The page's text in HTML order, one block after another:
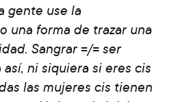
gente use la
una forma de trazar una
Sangrar =/= ser
ni siquiera si eres cis
las mujeres cis tienen